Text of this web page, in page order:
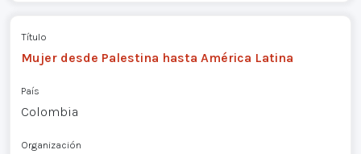
Título
Mujer desde Palestina hasta América Latina
País
Colombia
Organización